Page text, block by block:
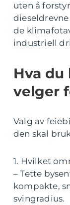
uten å
de
industriell
Hva du
velger
Valg av
den skal
1. Hvilket
– Tette
kompakte,
svingradius.